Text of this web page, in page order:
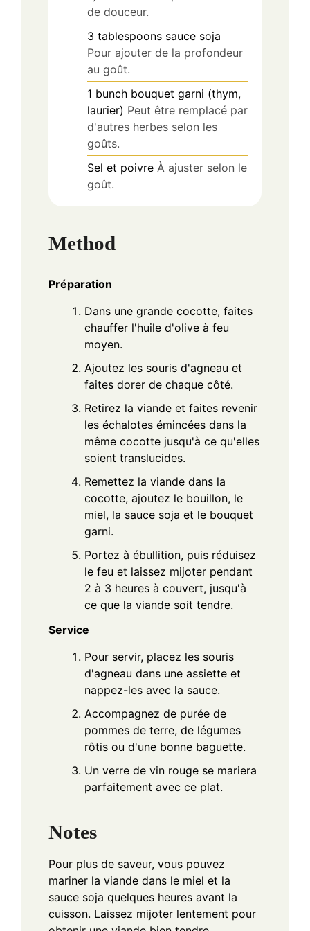
de douceur.
3 tablespoons sauce soja
Pour ajouter de la profondeur
au goût.
1 bunch bouquet garni (thym,
laurier) Peut être remplacé par
d'autres herbes selon les
goûts.
Sel et poivre À ajuster selon le
goût.
Method
Préparation
Dans une grande cocotte, faites
chauffer l'huile d'olive à feu
moyen.
Ajoutez les souris d'agneau et
faites dorer de chaque côté.
Retirez la viande et faites revenir
les échalotes émincées dans la
même cocotte jusqu'à ce qu'elles
soient translucides.
Remettez la viande dans la
cocotte, ajoutez le bouillon, le
miel, la sauce soja et le bouquet
garni.
Portez à ébullition, puis réduisez
le feu et laissez mijoter pendant
2 à 3 heures à couvert, jusqu'à
ce que la viande soit tendre.
Service
Pour servir, placez les souris
d'agneau dans une assiette et
nappez-les avec la sauce.
Accompagnez de purée de
pommes de terre, de légumes
rôtis ou d'une bonne baguette.
Un verre de vin rouge se mariera
parfaitement avec ce plat.
Notes
Pour plus de saveur, vous pouvez
mariner la viande dans le miel et la
sauce soja quelques heures avant la
cuisson. Laissez mijoter lentement pour